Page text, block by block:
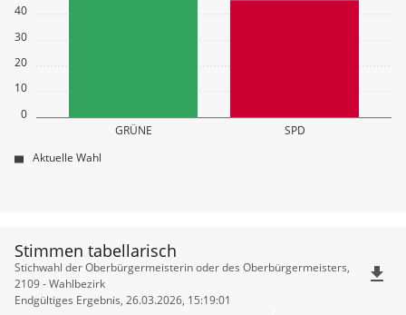
0
10
20
30
40
GRÜNE SPD
Aktuelle Wahl
Stimmen tabellarisch
Stimmen
tabellarisch
Stichwahl der Oberbürgermeisterin oder des Oberbürgermeisters,
2109 - Wahlbezirk
Endgültiges Ergebnis, 26.03.2026, 15:19:01
file_download